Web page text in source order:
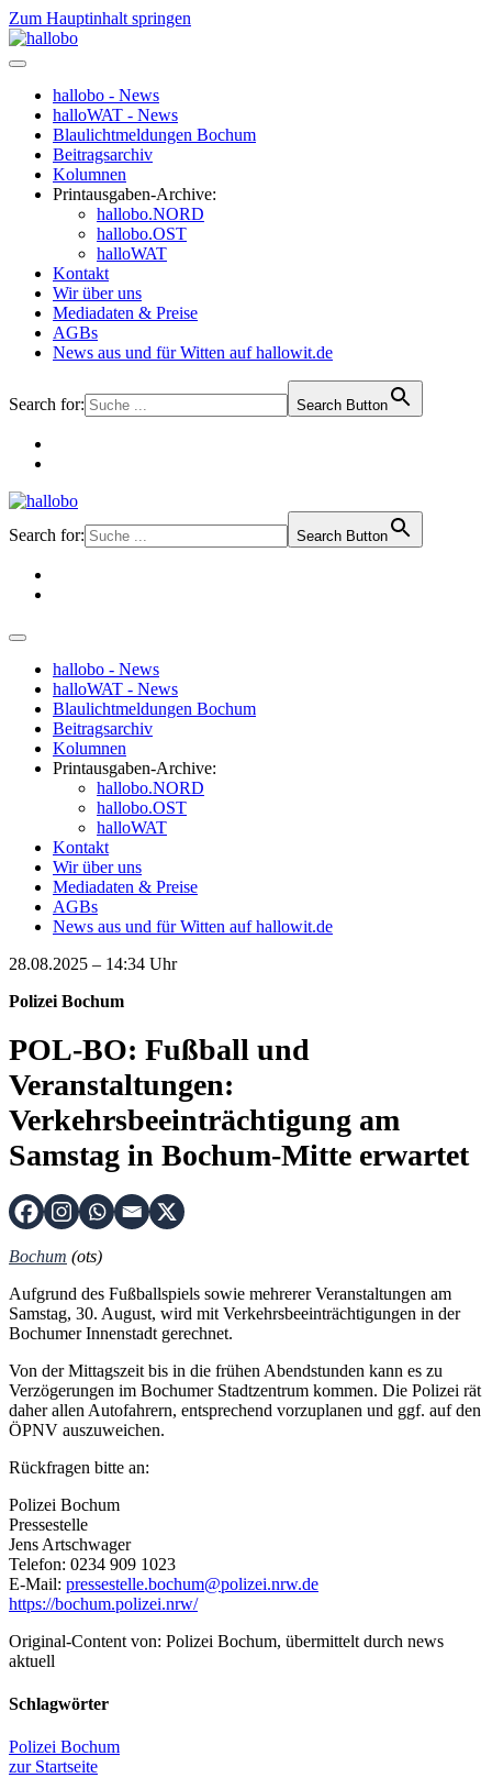
Zum Hauptinhalt springen
hallobo - News
halloWAT - News
Blaulichtmeldungen Bochum
Beitragsarchiv
Kolumnen
Printausgaben-Archive:
hallobo.NORD
hallobo.OST
halloWAT
Kontakt
Wir über uns
Mediadaten & Preise
AGBs
News aus und für Witten auf hallowit.de
Search for: Search Button
Search for: Search Button
hallobo - News
halloWAT - News
Blaulichtmeldungen Bochum
Beitragsarchiv
Kolumnen
Printausgaben-Archive:
hallobo.NORD
hallobo.OST
halloWAT
Kontakt
Wir über uns
Mediadaten & Preise
AGBs
News aus und für Witten auf hallowit.de
28.08.2025 – 14:34 Uhr
Polizei Bochum
POL-BO: Fußball und
Veranstaltungen:
Verkehrsbeeinträchtigung am
Samstag in Bochum-Mitte erwartet
Bochum (ots)
Aufgrund des Fußballspiels sowie mehrerer Veranstaltungen am
Samstag, 30. August, wird mit Verkehrsbeeinträchtigungen in der
Bochumer Innenstadt gerechnet.
Von der Mittagszeit bis in die frühen Abendstunden kann es zu
Verzögerungen im Bochumer Stadtzentrum kommen. Die Polizei rät
daher allen Autofahrern, entsprechend vorzuplanen und ggf. auf den
ÖPNV auszuweichen.
Rückfragen bitte an:
Polizei Bochum
Pressestelle
Jens Artschwager
Telefon: 0234 909 1023
E-Mail: pressestelle.bochum@polizei.nrw.de
https://bochum.polizei.nrw/
Original-Content von: Polizei Bochum, übermittelt durch news
aktuell
Schlagwörter
Polizei Bochum
zur Startseite